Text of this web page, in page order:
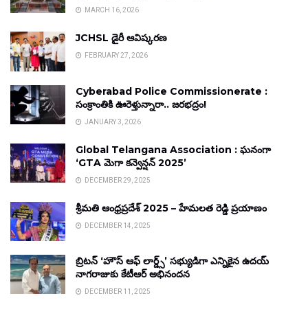
MARCH 16, 2026
JCHSL డైరీ ఆవిష్కరణ
FEBRUARY 27, 2026
Cyberabad Police Commissionerate :
సంక్రాంతికి ఊరెళ్తున్నారా.. జరభద్రం!
JANUARY 3, 2026
Global Telangana Association : ఘనంగా
‘GTA మెగా కన్వెన్షన్ 2025’
DECEMBER 29, 2025
శ్రీమతి ఆంధ్రప్రదేశ్ 2025 – హేమలత రెడ్డి ప్రయాణం
DECEMBER 14, 2025
బ్రిటన్ ‘హౌస్ ఆఫ్ లార్డ్స్’ సభ్యుడిగా ఎన్నికైన ఉదయ్
నాగరాజుకు కేటీఆర్ అభినందన
DECEMBER 11, 2025